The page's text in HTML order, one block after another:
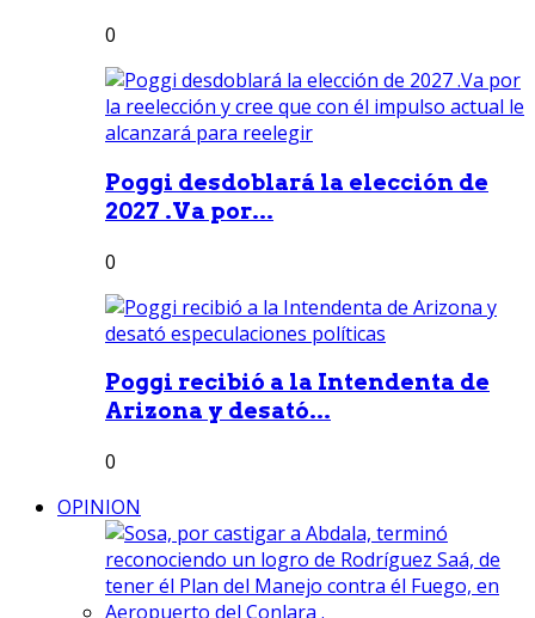
0
Poggi desdoblará la elección de
2027 .Va por...
0
Poggi recibió a la Intendenta de
Arizona y desató...
0
OPINION